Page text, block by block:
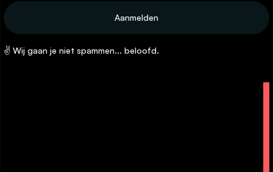
✌ Wij gaan je niet spammen... beloofd.